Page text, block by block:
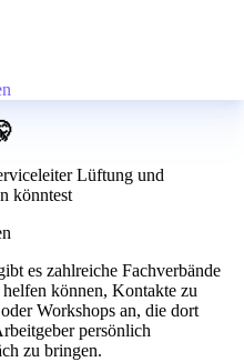
Lüftung und
könntest
es zahlreiche Fachverbände
können, Kontakte zu
Workshops an, die dort
persönlich
zu bringen.